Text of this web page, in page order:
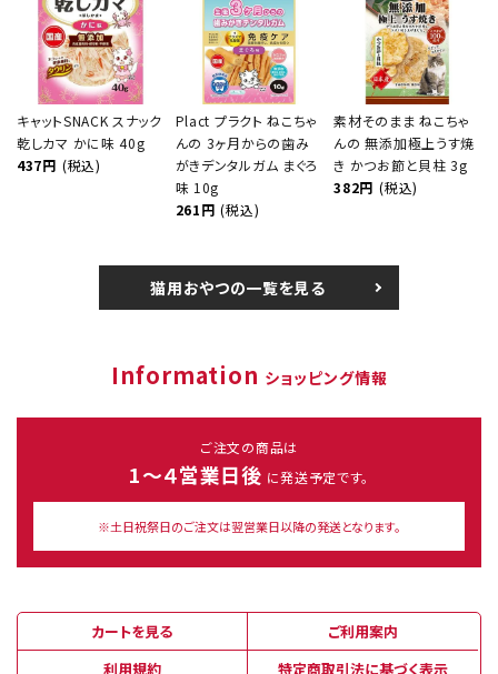
キャットSNACK スナック
乾しカマ かに味 40g
437円 (税込)
Plact プラクト ねこちゃ
んの 3ヶ月からの歯み
がきデンタルガム まぐろ
味 10g
261円 (税込)
素材そのまま ねこちゃ
んの 無添加極上うす焼
き かつお節と貝柱 3g
382円 (税込)
猫用おやつの一覧を見る
Information ショッピング情報
ご注文の商品は
1～４営業日後 に発送予定です。
※土日祝祭日のご注文は翌営業日以降の発送となります。
カートを見る
ご利用案内
利用規約
特定商取引法に基づく表示